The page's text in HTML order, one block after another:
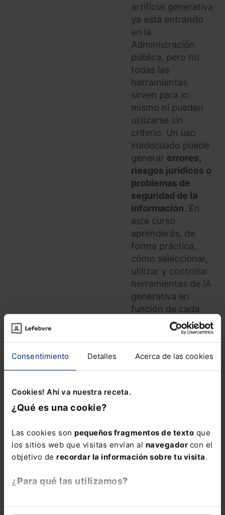
Consentimiento Detalles Acerca de las cookies
Cookies! Ahí va nuestra receta.
¿Qué es una cookie?
Las cookies son pequeños fragmentos de texto que
los sitios web que visitas envían al navegador con el
objetivo de recordar la información sobre tu visita.
¿Para qué las utilizamos?
artificial generativa
ya está entrando
en la
Administración
pública, pero no
todas las
herramientas
sirven para lo
mismo ni pueden
utilizarse sin
criterio. Un uso
inadecuado puede
generar errores,
riesgos jurídicos o
problemas de
seguridad de la
información. En
este curso
aprenderás, de
forma práctica,
cómo seleccionar,
utilizar y controlar
herramientas de IA
generativa en
función de cada
tarea, los datos
implicados y las
exigencias
normativas, con
casos reales y
rápida: IA
generativa para la
Administración